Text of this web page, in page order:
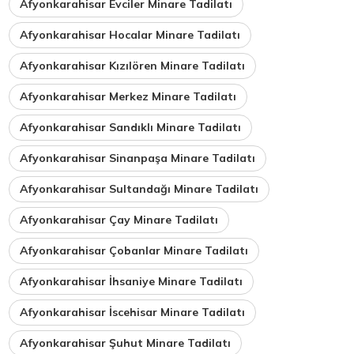
Afyonkarahisar Evciler Minare Tadilatı
Afyonkarahisar Hocalar Minare Tadilatı
Afyonkarahisar Kızılören Minare Tadilatı
Afyonkarahisar Merkez Minare Tadilatı
Afyonkarahisar Sandıklı Minare Tadilatı
Afyonkarahisar Sinanpaşa Minare Tadilatı
Afyonkarahisar Sultandağı Minare Tadilatı
Afyonkarahisar Çay Minare Tadilatı
Afyonkarahisar Çobanlar Minare Tadilatı
Afyonkarahisar İhsaniye Minare Tadilatı
Afyonkarahisar İscehisar Minare Tadilatı
Afyonkarahisar Şuhut Minare Tadilatı